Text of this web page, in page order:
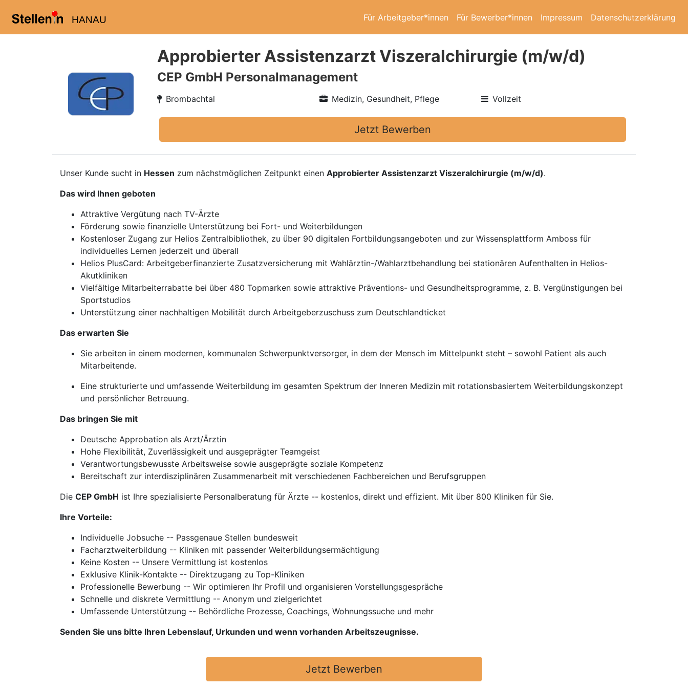
HANAU Für Arbeitgeber*innen Für Bewerber*innen Impressum Datenschutzerklärung
Approbierter Assistenzarzt Viszeralchirurgie (m/w/d)
CEP GmbH Personalmanagement
Brombachtal Medizin, Gesundheit, Pflege Vollzeit
Jetzt Bewerben
Unser Kunde sucht in Hessen zum nächstmöglichen Zeitpunkt einen Approbierter Assistenzarzt Viszeralchirurgie (m/w/d).
Das wird Ihnen geboten
Attraktive Vergütung nach TV-Ärzte
Förderung sowie finanzielle Unterstützung bei Fort- und Weiterbildungen
Kostenloser Zugang zur Helios Zentralbibliothek, zu über 90 digitalen Fortbildungsangeboten und zur Wissensplattform Amboss für
individuelles Lernen jederzeit und überall
Helios PlusCard: Arbeitgeberfinanzierte Zusatzversicherung mit Wahlärztin-/Wahlarztbehandlung bei stationären Aufenthalten in Helios-
Akutkliniken
Vielfältige Mitarbeiterrabatte bei über 480 Topmarken sowie attraktive Präventions- und Gesundheitsprogramme, z. B. Vergünstigungen bei
Sportstudios
Unterstützung einer nachhaltigen Mobilität durch Arbeitgeberzuschuss zum Deutschlandticket
Das erwarten Sie
Sie arbeiten in einem modernen, kommunalen Schwerpunktversorger, in dem der Mensch im Mittelpunkt steht – sowohl Patient als auch
Mitarbeitende.
Eine strukturierte und umfassende Weiterbildung im gesamten Spektrum der Inneren Medizin mit rotationsbasiertem Weiterbildungskonzept
und persönlicher Betreuung.
Das bringen Sie mit
Deutsche Approbation als Arzt/Ärztin
Hohe Flexibilität, Zuverlässigkeit und ausgeprägter Teamgeist
Verantwortungsbewusste Arbeitsweise sowie ausgeprägte soziale Kompetenz
Bereitschaft zur interdisziplinären Zusammenarbeit mit verschiedenen Fachbereichen und Berufsgruppen
Die CEP GmbH ist Ihre spezialisierte Personalberatung für Ärzte -- kostenlos, direkt und effizient. Mit über 800 Kliniken für Sie.
Ihre Vorteile:
Individuelle Jobsuche -- Passgenaue Stellen bundesweit
Facharztweiterbildung -- Kliniken mit passender Weiterbildungsermächtigung
Keine Kosten -- Unsere Vermittlung ist kostenlos
Exklusive Klinik-Kontakte -- Direktzugang zu Top-Kliniken
Professionelle Bewerbung -- Wir optimieren Ihr Profil und organisieren Vorstellungsgespräche
Schnelle und diskrete Vermittlung -- Anonym und zielgerichtet
Umfassende Unterstützung -- Behördliche Prozesse, Coachings, Wohnungssuche und mehr
Senden Sie uns bitte Ihren Lebenslauf, Urkunden und wenn vorhanden Arbeitszeugnisse.
Jetzt Bewerben